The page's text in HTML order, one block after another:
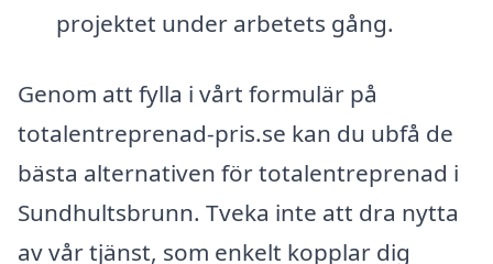
projektet under arbetets gång.
Genom att fylla i vårt formulär på
totalentreprenad-pris.se kan du ubfå de
bästa alternativen för totalentreprenad i
Sundhultsbrunn. Tveka inte att dra nytta
av vår tjänst, som enkelt kopplar dig